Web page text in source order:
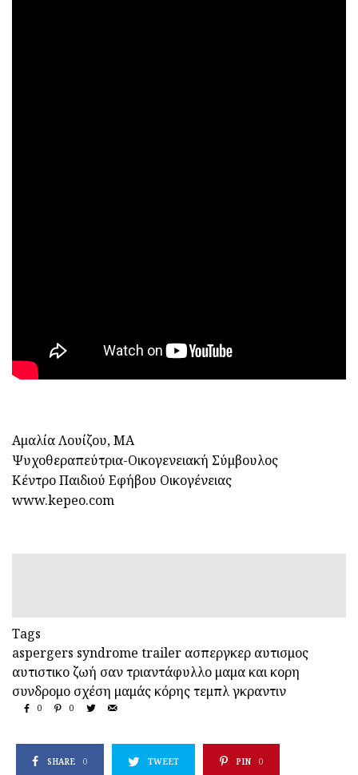
Αμαλία Λουίζου, ΜΑ
Ψυχοθεραπεύτρια-Οικογενειακή Σύμβουλος
Κέντρο Παιδιού Εφήβου Οικογένειας
www.kepeo.com
Tags
aspergers syndrome trailer ασπεργκερ αυτισμος
αυτιστικο ζωή σαν τριαντάφυλλο μαμα και κορη
συνδρομο σχέση μαμάς κόρηςτεμπλ γκραντιν
0 0
SHARE 0 TWEET PIN 0